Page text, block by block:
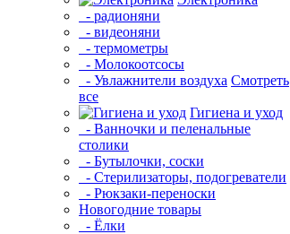
- радионяни
- видеоняни
- термометры
- Молокоотсосы
- Увлажнители воздуха Смотреть
все
Гигиена и уход
- Ванночки и пеленальные
столики
- Бутылочки, соски
- Стерилизаторы, подогреватели
- Рюкзаки-переноски
Новогодние товары
- Ёлки